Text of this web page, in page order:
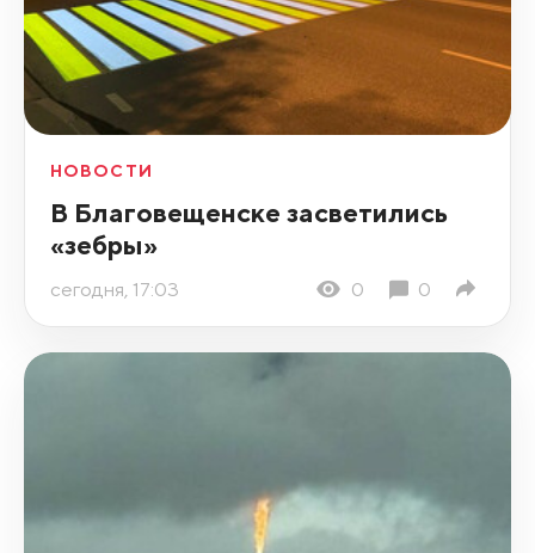
НОВОСТИ
В Благовещенске засветились
«зебры»
сегодня, 17:03 0 0